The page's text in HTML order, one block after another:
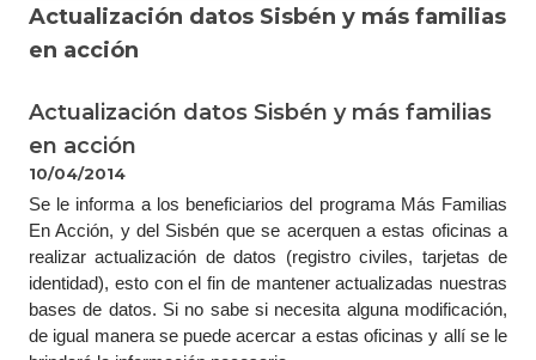
Actualización datos Sisbén y más familias
en acción
Actualización datos Sisbén y más familias
en acción
10/04/2014
Se le informa a los beneficiarios del programa Más Familias
En Acción, y del Sisbén que se acerquen a estas oficinas a
realizar actualización de datos (registro civiles, tarjetas de
identidad), esto con el fin de mantener actualizadas nuestras
bases de datos. Si no sabe si necesita alguna modificación,
de igual manera se puede acercar a estas oficinas y allí se le